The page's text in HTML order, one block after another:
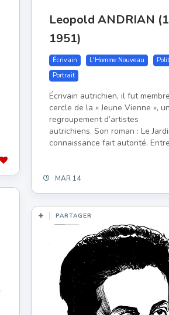
Leopold ANDRIAN
1951)
Écrivain L'Homme Nouveau
Portrait
Écrivain autrichien, il fut
cercle de la « Jeune Vienne », un
regroupement d’artistes
autrichiens. Son roman : Le
connaissance fait autorité.
MAR 14
PARTAGER